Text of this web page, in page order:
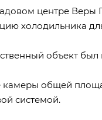
центре Веры
холодильника
объект был
общей
системой.